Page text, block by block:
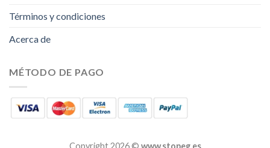
Términos y condiciones
Acerca de
MÉTODO DE PAGO
Copyright 2026 © www.stopeg.es